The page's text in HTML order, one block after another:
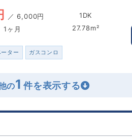
／6,000円
1ヶ月
1DK
27.78m²
ター ガスコンロ
の1